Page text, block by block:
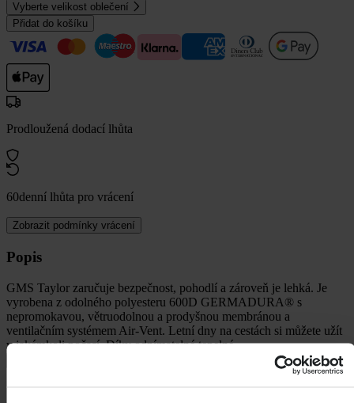
Vyberte velikost oblečení
Přidat do košíku
Prodloužená dodací lhůta
60denní lhůta pro vrácení
Zobrazit podmínky vrácení
Popis
GMS Taylor zaručuje bezpečnost, pohodlí a zároveň je lehká. Je
vyrobena z odolného polyesteru 600D GERMADURA® s
nepromokavou, větruodolnou a prodyšnou membránou a
ventilačním systémem Air-Vent. Letní dny na cestách si můžete užít
v jakémkoli počasí. Díky odnímatelné tepelné